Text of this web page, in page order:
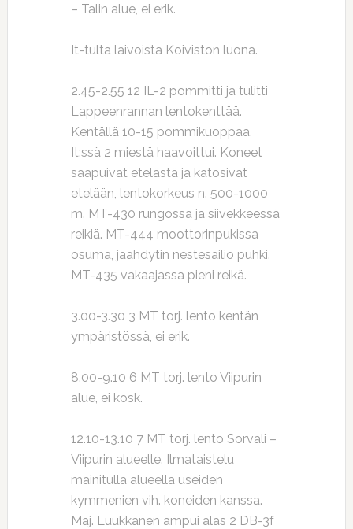
– Talin alue, ei erik.
It-tulta laivoista Koiviston luona.
2.45-2.55 12 IL-2 pommitti ja tulitti
Lappeenrannan lentokenttää.
Kentällä 10-15 pommikuoppaa.
It:ssä 2 miestä haavoittui. Koneet
saapuivat etelästä ja katosivat
etelään, lentokorkeus n. 500-1000
m. MT-430 rungossa ja siivekkeessä
reikiä. MT-444 moottorinpukissa
osuma, jäähdytin nestesäiliö puhki.
MT-435 vakaajassa pieni reikä.
3.00-3.30 3 MT torj. lento kentän
ympäristössä, ei erik.
8.00-9.10 6 MT torj. lento Viipurin
alue, ei kosk.
12.10-13.10 7 MT torj. lento Sorvali –
Viipurin alueelle. Ilmataistelu
mainitulla alueella useiden
kymmenien vih. koneiden kanssa.
Maj. Luukkanen ampui alas 2 DB-3f